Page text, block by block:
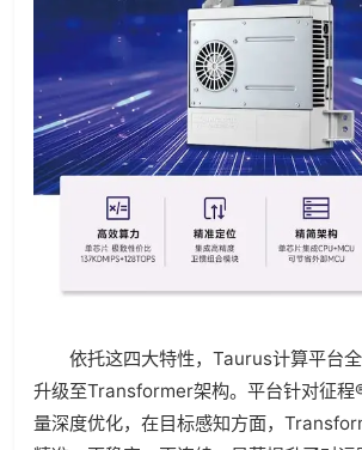
依托这四大特性，Taurus计算平台全
升级至Transformer架构。平台针对征
量深度优化，在目标感知方面，